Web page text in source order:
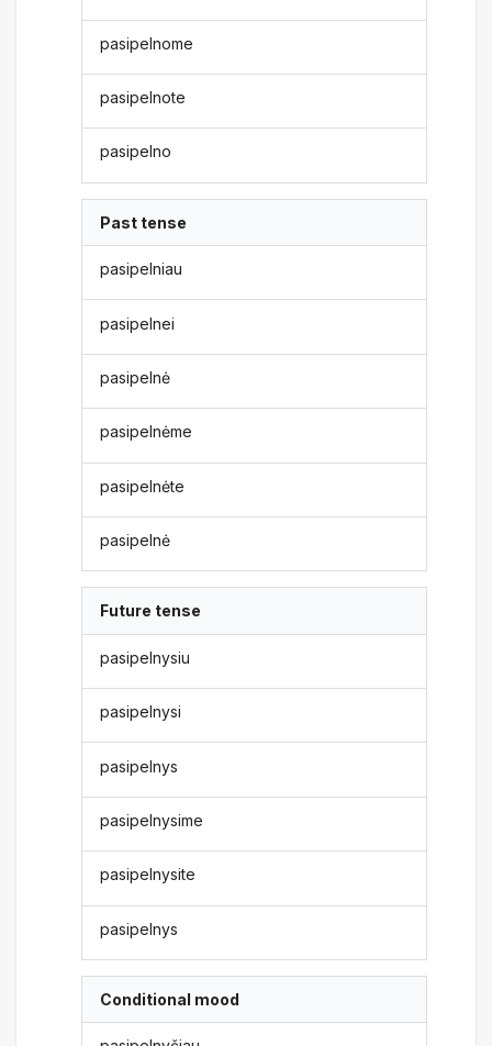
pasipelnome
pasipelnote
pasipelno
Past tense
pasipelniau
pasipelnei
pasipelnė
pasipelnėme
pasipelnėte
pasipelnė
Future tense
pasipelnysiu
pasipelnysi
pasipelnys
pasipelnysime
pasipelnysite
pasipelnys
Conditional mood